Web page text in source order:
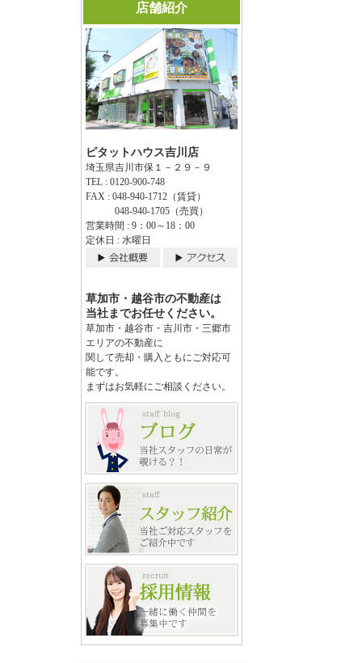
店舗紹介
ピタットハウス吉川店
埼玉県吉川市保１－２９－９
TEL : 0120-900-748
FAX : 048-940-1712（賃貸）
048-940-1705（売買）
営業時間 : 9：00～18：00
定休日 : 水曜日
草加市・越谷市の不動産は
当社までお任せください。
草加市・越谷市・吉川市・三郷市
エリアの不動産に
関して売却・購入ともにご対応可
能です。
まずはお気軽にご相談ください。